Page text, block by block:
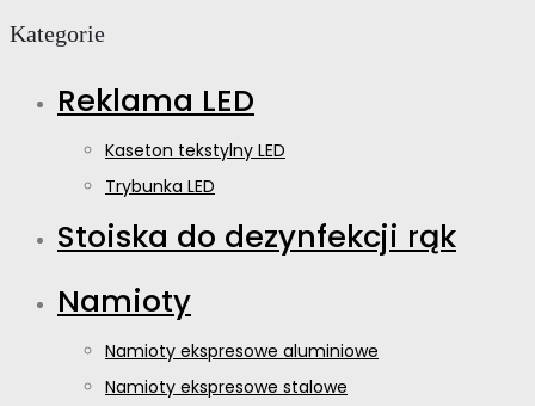
Kategorie
Reklama LED
Kaseton tekstylny LED
Trybunka LED
Stoiska do dezynfekcji rąk
Namioty
Namioty ekspresowe aluminiowe
Namioty ekspresowe stalowe